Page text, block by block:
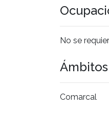
No se
Comarcal